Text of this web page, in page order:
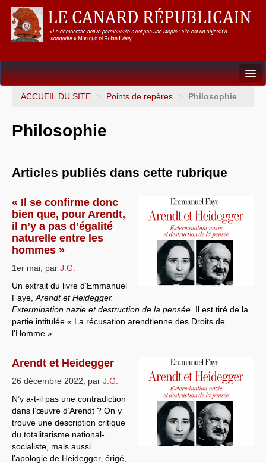
Dossiers
Points de repères
International
Résistances
Systèmes & société sous contrôle
Nouvelles de l’antirépublique
Crises "Covid-19 & H1N1"
ACCUEIL DU SITE > Points de repères > Philosophie
Philosophie
Articles publiés dans cette rubrique
« Il se confirme donc
bien que, pour Arendt,
il n’y a pas d’égalité
naturelle entre les
hommes »
1er mai par J.G.
Un extrait du livre d’Emmanuel
Faye, Arendt et Heidegger.
Extermination nazie et destruction de la pensée . Il est tiré de la
partie intitulée « La récusation arendtienne des Droits de
l’Homme ».
Arendt et Heidegger
26 décembre 2022 par J.G.
N’y a-t-il pas une contradiction
dans l’œuvre d’Arendt ? On y
trouve une description critique
du totalitarisme national-
socialiste, mais aussi
l’apologie de Heidegger, érigé,